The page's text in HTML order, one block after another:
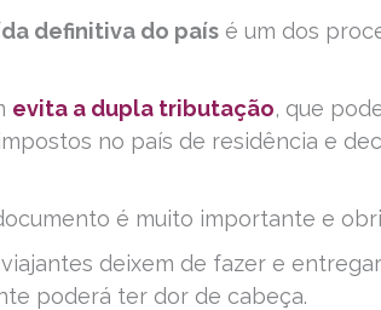
definitiva do país é um dos
evita a dupla tributação, que
no país de residência e
é muito importante e
deixem de fazer e
poderá ter dor de cabeça.